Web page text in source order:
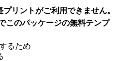
リントがご利用できません。
このパッケージの無料テンプ
るため